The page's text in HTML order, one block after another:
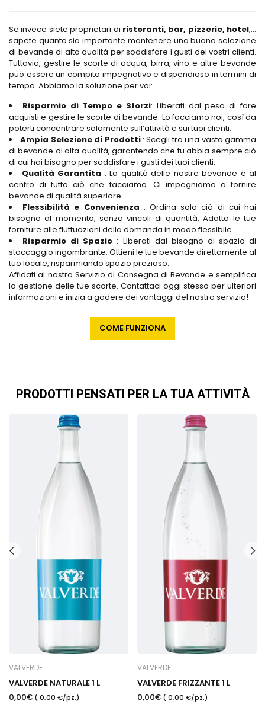
Se invece siete proprietari di ristoranti, bar, pizzerie, hotel,…
sapete quanto sia importante mantenere una buona selezione
di bevande di alta qualità per soddisfare i gusti dei vostri clienti.
Tuttavia, gestire le scorte di acqua, birra, vino e altre bevande
può essere un compito impegnativo e dispendioso in termini di
tempo. Abbiamo la soluzione per voi:
Risparmio di Tempo e Sforzi: Liberati dal peso di fare
acquisti e gestire le scorte di bevande. Lo facciamo noi, così da
poterti concentrare solamente sull’attività e sui tuoi clienti.
Ampia Selezione di Prodotti : Scegli tra una vasta gamma
di bevande di alta qualità, garantendo che tu abbia sempre ciò
di cui hai bisogno per soddisfare i gusti dei tuoi clienti.
Qualità Garantita : La qualità delle nostre bevande è al
centro di tutto ciò che facciamo. Ci impegniamo a fornire
bevande di qualità superiore.
Flessibilità e Convenienza : Ordina solo ciò di cui hai
bisogno al momento, senza vincoli di quantità. Adatta le tue
forniture alle fluttuazioni della domanda in modo flessibile.
Risparmio di Spazio : Liberati dal bisogno di spazio di
stoccaggio ingombrante. Ottieni le tue bevande direttamente al
tuo locale, risparmiando spazio prezioso.
Affidati al nostro Servizio di Consegna di Bevande e semplifica
la gestione delle tue scorte. Contattaci oggi stesso per ulteriori
informazioni e inizia a godere dei vantaggi del nostro servizio!
COME FUNZIONA
PRODOTTI PENSATI PER LA TUA ATTIVITÀ
VALVERDE
VALVERDE NATURALE 1 L
0,00€ ( 0,00 €/pz.)
VALVERDE
VALVERDE FRIZZANTE 1 L
0,00€ ( 0,00 €/pz.)